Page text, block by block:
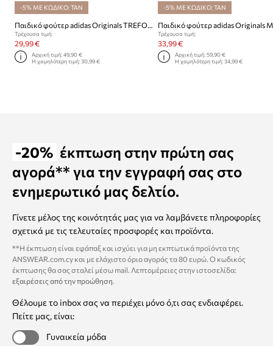
-5% ΜΕ ΚΩΔΙΚΟ: TAN
Παιδικό φούτερ adidas Originals TREFOIL PANTS
Τρέχουσα τιμή:
29,99 €
Αρχική τιμή:49,90 €
Η χαμηλότερη τιμή:30,99 €
-5% ΜΕ ΚΩΔΙΚΟ: TAN
Τρέχουσα τιμή:
33,99 €
Αρχική τιμή: 59,90 €
Η χαμηλότερη τιμή: 34,99 €
-20% έκπτωση στην πρώτη σας
αγορά** για την εγγραφή σας στο
ενημερωτικό μας δελτίο.
Γίνετε μέλος της κοινότητάς μας για να λαμβάνετε πληροφορίες
σχετικά με τις τελευταίες προσφορές και προϊόντα.
**Η έκπτωση είναι εφάπαξ και ισχύει για μη εκπτωτικά προϊόντα της
ANSWEAR.com.cy και με ελάχιστο όριο αγοράς τα 80 ευρώ. Ο κωδικός
έκπτωσης θα σας σταλεί μέσω mail. Λεπτομέρειες στην ιστοσελίδα:
εξαιρέσεις από την προώθηση.
Θέλουμε το inbox σας να περιέχει μόνο ό,τι σας ενδιαφέρει.
Πείτε μας, είναι:
Γυναικεία μόδα